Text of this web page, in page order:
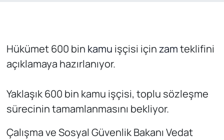
Hükümet 600 bin kamu işçisi içinzamteklifini
açıklamaya hazırlanıyor.
Yaklaşık 600 bin kamu işçisi, toplu sözleşme
sürecinin tamamlanmasını bekliyor.
Çalışma ve Sosyal Güvenlik Bakanı Vedat